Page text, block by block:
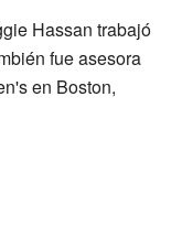
Hassan trabajó
fue asesora
en Boston,